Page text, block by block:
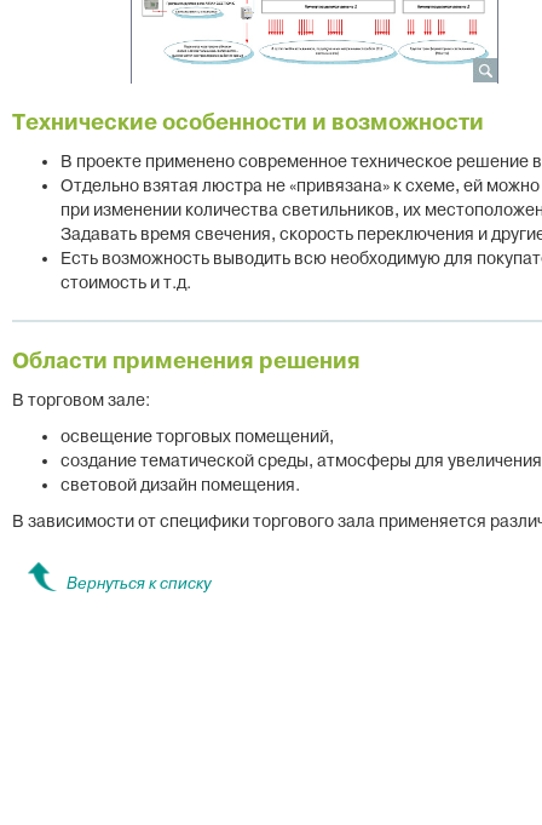
Технические особенности и возможности
В проекте применено современное техническое
Отдельно взятая люстра не «привязана» к схеме, ей
при изменении количества светильников, их
Задавать время свечения, скорость переключения и
Есть возможность выводить всю необходимую для
стоимость и т.д.
Области применения решения
В торговом зале:
освещение торговых помещений,
создание тематической среды, атмосферы для
световой дизайн помещения.
В зависимости от специфики торгового зала применяется
Вернуться к списку